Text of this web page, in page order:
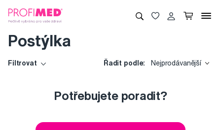
Postýlka
Filtrovat Řadit podle: Nejprodávanější
Potřebujete poradit?